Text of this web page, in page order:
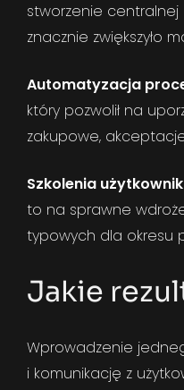
stworzenie centralnej
znacznie zwiększyło
Automatyzacja
który pozwolił na
zakupowe,
Szkolenia
to na sprawne
typowych dla okresu
Jakie
Wprowadzenie
i komunikację z